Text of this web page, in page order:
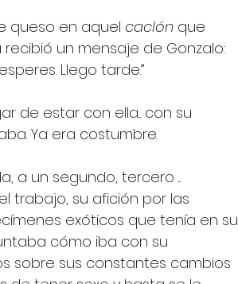
queso en aquel caclón que
un mensaje de Gonzalo:
Llego tarde.”
de estar con ella... con su
Ya era costumbre.
a un segundo, tercero ...
trabajo, su afición por las
exóticos que tenía en su
cómo iba con su
sobre sus constantes cambios